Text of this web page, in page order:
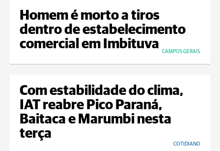
Homem é morto a tiros
dentro de estabelecimento
comercial em Imbituva
CAMPOS GERAIS
Com estabilidade do clima,
IAT reabre Pico Paraná,
Baitaca e Marumbi nesta
terça
COTIDIANO